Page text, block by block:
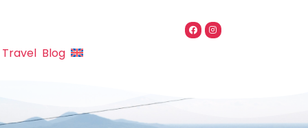
Travel Blog